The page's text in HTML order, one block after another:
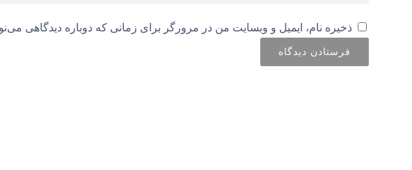
ذخیره نام، ایمیل و وبسایت من در مرورگر برای زمانی که دوباره دیدگاهی